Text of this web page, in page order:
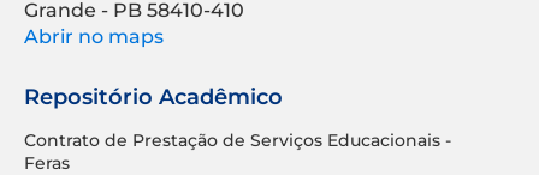
Grande - PB 58410-410
Abrir no maps
Repositório Acadêmico
Contrato de Prestação de Serviços Educacionais -
Feras